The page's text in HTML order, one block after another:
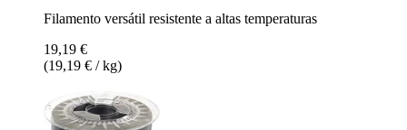
Filamento versátil resistente a altas temperaturas
19,19 €
(19,19 € / kg)